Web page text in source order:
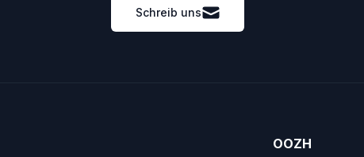
Schreib uns
OOZH